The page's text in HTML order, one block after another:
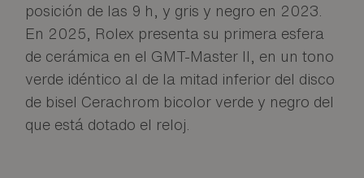
posición de las 9 h, y gris y negro en 2023.
En 2025, Rolex presenta su primera esfera
de cerámica en el GMT-Master II, en un tono
verde idéntico al de la mitad inferior del disco
de bisel Cerachrom bicolor verde y negro del
que está dotado el reloj.